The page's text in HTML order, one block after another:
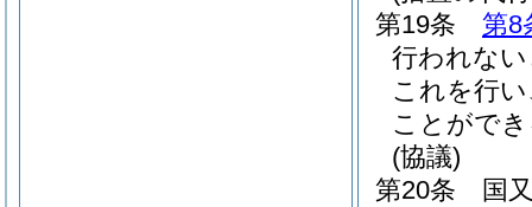
第19条
第8
行われな
これを行
ことがで
(協議)
第20条
国